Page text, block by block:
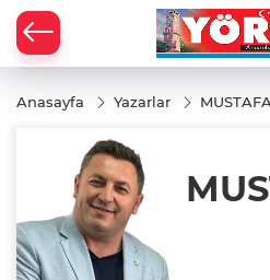
Anasayfa Yazarlar